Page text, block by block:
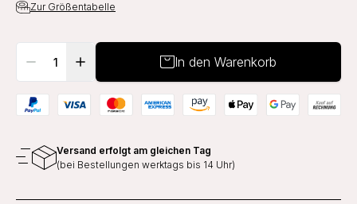
Zur Größentabelle
In den Warenkorb
Versand erfolgt am gleichen Tag
(bei Bestellungen werktags bis 14 Uhr)